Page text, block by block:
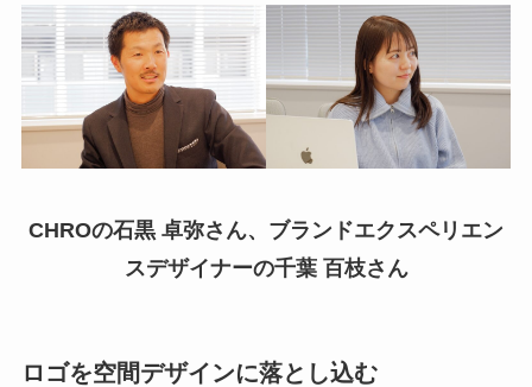
CHROの石黒 卓弥さん、ブランドエクスペリエン
スデザイナーの千葉 百枝さん
ロゴを空間デザインに落とし込む